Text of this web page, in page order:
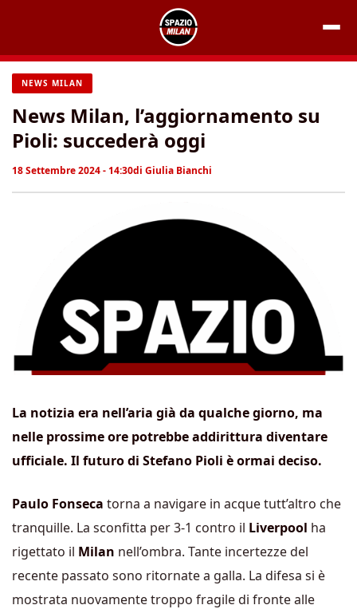
contenuto
NEWS MILAN
News Milan, l’aggiornamento su
Pioli: succederà oggi
18 Settembre 2024 - 14:30di Giulia Bianchi
La notizia era nell’aria già da qualche giorno, ma
nelle prossime ore potrebbe addirittura diventare
ufficiale. Il futuro di Stefano Pioli è ormai deciso.
Paulo Fonseca torna a navigare in acque tutt’altro che
tranquille. La sconfitta per 3-1 contro il Liverpool ha
rigettato il Milan nell’ombra. Tante incertezze del
recente passato sono ritornate a galla. La difesa si è
mostrata nuovamente troppo fragile di fronte alle